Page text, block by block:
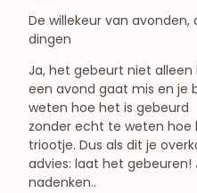
De willekeur van
dingen
Ja, het gebeurt niet alleen
een avond gaat mis en je
weten hoe het is gebeurd
zonder echt te weten hoe
triootje. Dus als dit je
advies: laat het
nadenken..